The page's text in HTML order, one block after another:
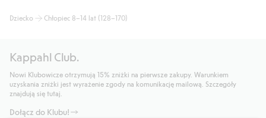
Dziecko Chłopiec 8–14 lat (128–170)
Kappahl Club.
Nowi Klubowicze otrzymują 15% zniżki na pierwsze zakupy. Warunkiem
uzyskania zniżki jest wyrażenie zgody na komunikację mailową. Szczegóły
znajdują się tutaj.
Dołącz do Klubu!